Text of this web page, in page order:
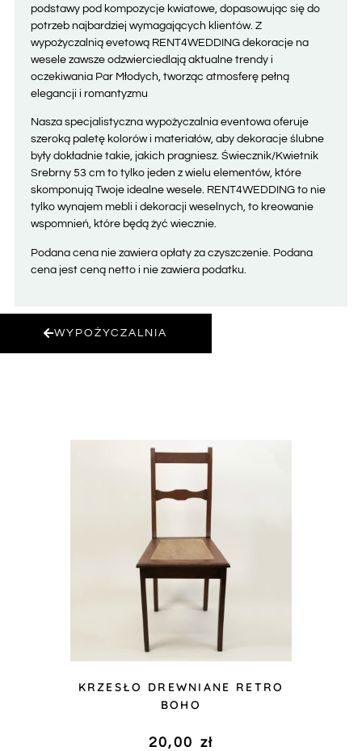
podstawy pod kompozycje kwiatowe, dopasowując się do
potrzeb najbardziej wymagających klientów. Z
wypożyczalnią evetową RENT4WEDDING dekoracje na
wesele zawsze odzwierciedlają aktualne trendy i
oczekiwania Par Młodych, tworząc atmosferę pełną
elegancji i romantyzmu
Nasza specjalistyczna wypożyczalnia eventowa oferuje
szeroką paletę kolorów i materiałów, aby dekoracje ślubne
były dokładnie takie, jakich pragniesz. Świecznik/Kwietnik
Srebrny 53 cm to tylko jeden z wielu elementów, które
skomponują Twoje idealne wesele. RENT4WEDDING to nie
tylko wynajem mebli i dekoracji weselnych, to kreowanie
wspomnień, które będą żyć wiecznie.
Podana cena nie zawiera opłaty za czyszczenie. Podana
cena jest ceną netto i nie zawiera podatku.
WYPOŻYCZALNIA
KRZESŁO DREWNIANE RETRO
BOHO
20,00 zł